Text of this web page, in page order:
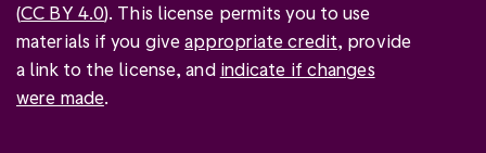
(CC BY 4.0). This license permits you to use
materials if you giveappropriate credit, provide
a link to the license, and indicate if changes
were made.